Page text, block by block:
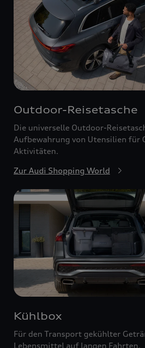
Outdoor-Reisetasche
Die universelle Outdoor-
Aufbewahrung von Utensilien für
Aktivitäten.
Zur Audi Shopping World
Kühlbox
Für den Transport gekühlter
Lebensmittel auf langen Fahrten.